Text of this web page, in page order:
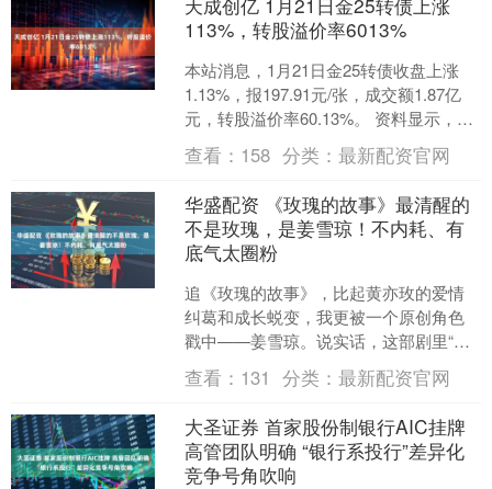
113%，转股溢价率6013%
本站消息，1月21日金25转债收盘上涨
1.13%，报197.91元/张，成交额1.87亿
元，转股溢价率60.13%。 资料显示，金
25转债信用级别为“AA”，债....
查看： 158 分类：最新配资官网
华盛配资 《玫瑰的故事》最清醒的
不是玫瑰，是姜雪琼！不内耗、有
底气太圈粉
追《玫瑰的故事》，比起黄亦玫的爱情
纠葛和成长蜕变，我更被一个原创角色
戳中——姜雪琼。说实话，这部剧里“变
化”才是藏得最深的内核，不是说非得变
得多厉害、多成功，而....
查看： 131 分类：最新配资官网
大圣证券 首家股份制银行AIC挂牌
高管团队明确 “银行系投行”差异化
竞争号角吹响